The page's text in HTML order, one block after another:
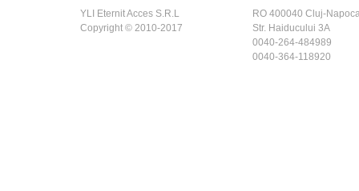
YLI Eternit Acces S.R.L
Copyright © 2010-2017
RO 400040 Cluj-
Str. Haiducului 3A
0040-264-484989
0040-364-118920